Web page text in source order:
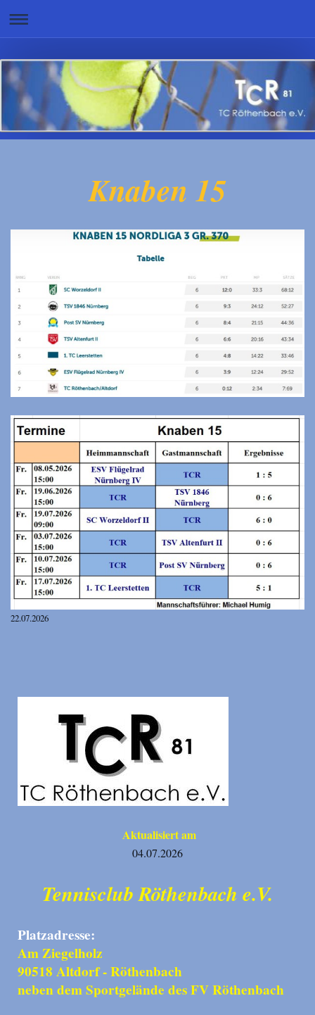
Knaben 15
22.07.2026
Aktualisiert am
04.07.2026
Tennisclub Röthenbach e.V.
Platzadresse:
Am Ziegelholz
90518 Altdorf - Röthenbach
neben dem Sportgelände des FV Röthenbach